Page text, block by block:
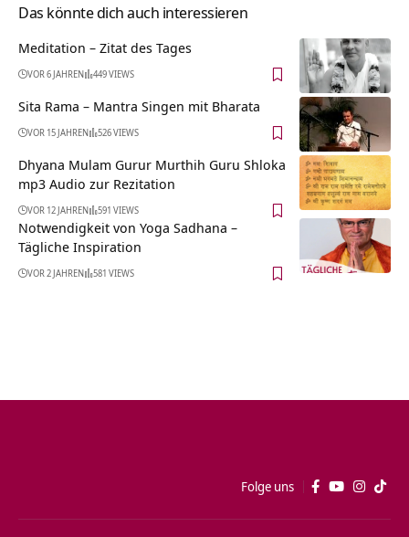
Das könnte dich auch interessieren
Meditation – Zitat des Tages
VOR 6 JAHREN 449 VIEWS
Sita Rama – Mantra Singen mit Bharata
VOR 15 JAHREN 526 VIEWS
Dhyana Mulam Gurur Murthih Guru Shloka
mp3 Audio zur Rezitation
VOR 12 JAHREN 591 VIEWS
Notwendigkeit von Yoga Sadhana –
Tägliche Inspiration
VOR 2 JAHREN 581 VIEWS
Folge uns